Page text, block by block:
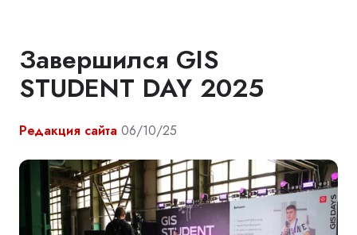
Завершился GIS
STUDENT DAY 2025
Редакция сайта 06/10/25